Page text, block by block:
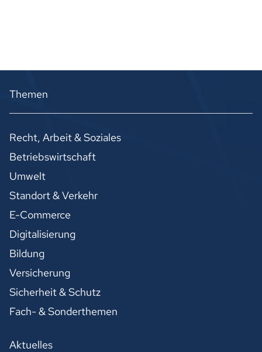
Themen
Recht, Arbeit & Soziales
Betriebswirtschaft
Umwelt
Standort & Verkehr
E-Commerce
Digitalisierung
Bildung
Versicherung
Sicherheit & Schutz
Fach- & Sonderthemen
Aktuelles